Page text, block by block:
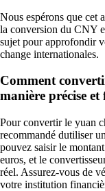
Nous espérons que cet
la conversion du CNY
sujet pour approfondir
change internationales.
Comment
manière précise et
Pour convertir le yuan
recommandé dutiliser
pouvez saisir le
euros, et le
réel. Assurez-vous de
votre institution